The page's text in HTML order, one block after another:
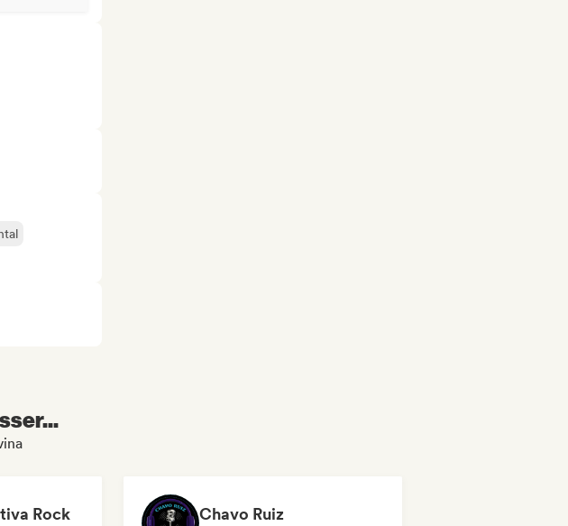
Rock Chavo Ruiz